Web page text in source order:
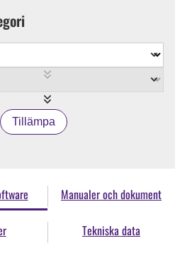
Tillämpa
Manualer och dokument
Tekniska data